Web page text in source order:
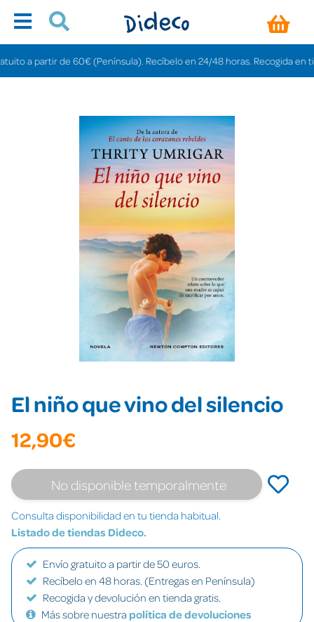
a partir de 60€ (Península). Recíbelo en 24/48 horas. Recogida en
El niño que vino del silencio
12,90€
No disponible temporalmente
Consulta disponibilidad en tu tienda habitual.
Listado de tiendas Dideco.
Envío gratuito a partir de 50 euros.
Recíbelo en 48 horas. (Entregas en Península)
Recogida y devolución en tienda gratis.
Más sobre nuestra política de devoluciones